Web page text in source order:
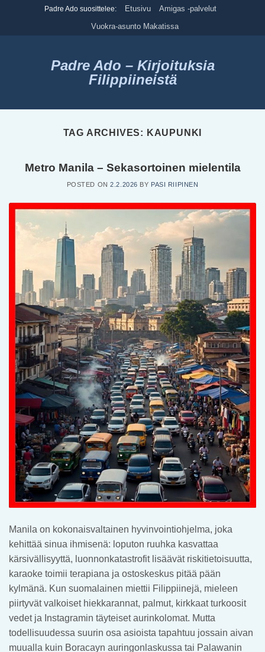
Padre Ado suosittelee: Etusivu
Amigas -palvelut
Vuokra-asunto Makatissa
Padre Ado – Kirjoituksia
Filippiineistä
TAG ARCHIVES: KAUPUNKI
Metro Manila – Sekasortoinen mielentila
POSTED ON2.2.2026 BY PASI RIIPINEN
Manila on kokonaisvaltainen hyvinvointiohjelma, joka
kehittää sinua ihmisenä: loputon ruuhka kasvattaa
kärsivällisyyttä, luonnonkatastrofit lisäävät riskitietoisuutta,
karaoke toimii terapiana ja ostoskeskus pitää pään
kylmänä. Kun suomalainen miettii Filippiinejä, mieleen
piirtyvät valkoiset hiekkarannat, palmut, kirkkaat turkoosit
vedet ja Instagramin täyteiset aurinkolomat. Mutta
todellisuudessa suurin osa asioista tapahtuu jossain aivan
muualla kuin Boracayn auringonlaskussa tai Palawanin